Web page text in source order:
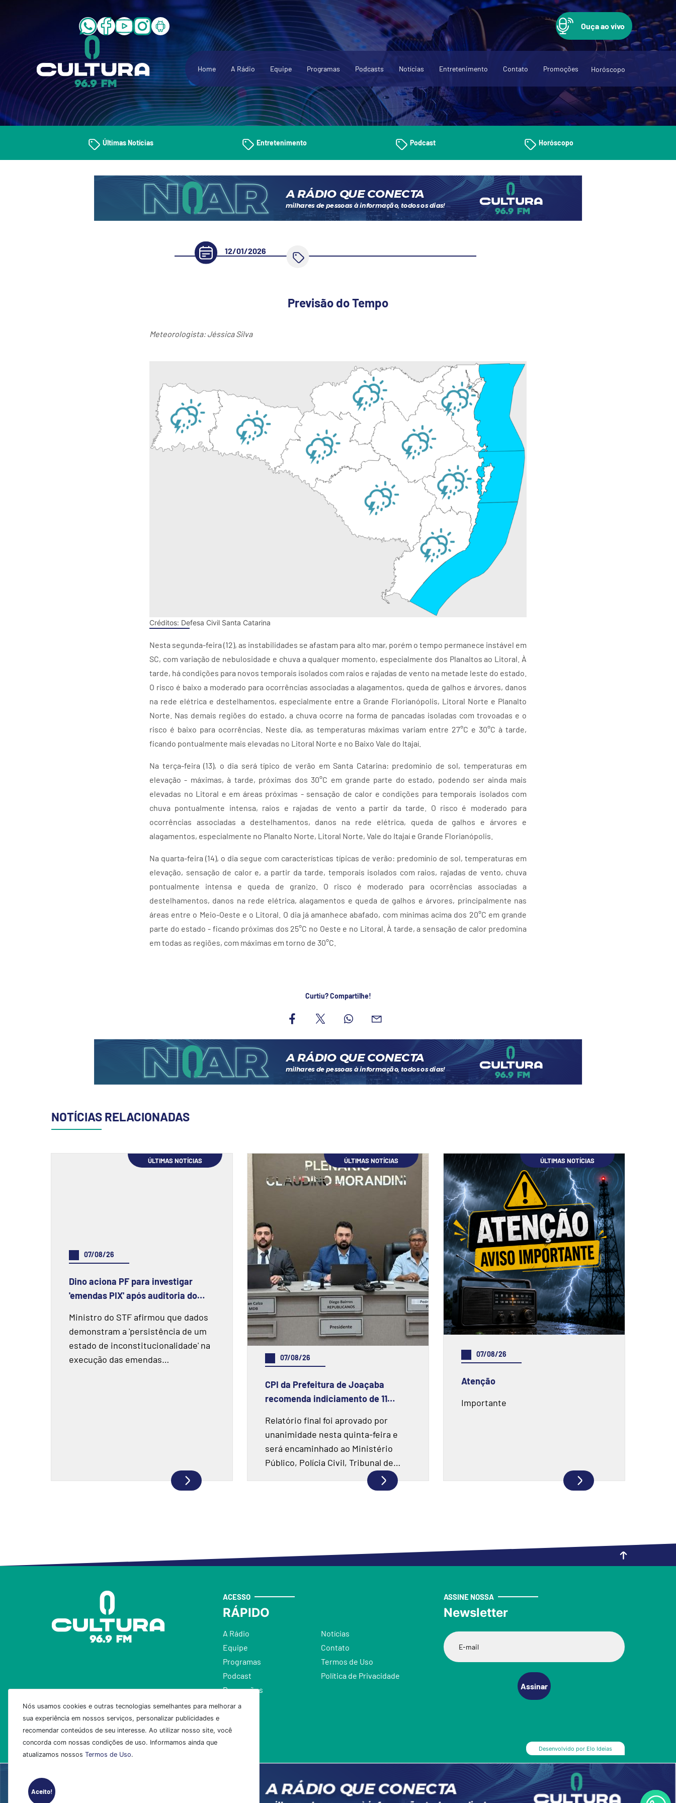
Nós usamos cookies e outras tecnologias semelhantes para melhorar a
sua experiência em nossos serviços, personalizar publicidades e
recomendar conteúdos de seu interesse. Ao utilizar nosso site, você
concorda com nossas condições de uso. Informamos ainda que
atualizamos nossos Termos de Uso.
Aceito!
Ouça ao vivo
Home A Rádio Equipe Programas Podcasts Notícias Entretenimento Contato Promoções Horóscopo
Últimas Notícias Entretenimento Podcast Horóscopo
12/01/2026
Previsão do Tempo
Meteorologista: Jéssica Silva
Créditos: Defesa Civil Santa Catarina
Nesta segunda-feira (12), as instabilidades se afastam para alto mar, porém o tempo permanece instável em
SC, com variação de nebulosidade e chuva a qualquer momento, especialmente dos Planaltos ao Litoral. À
tarde, há condições para novos temporais isolados com raios e rajadas de vento na metade leste do estado.
O risco é baixo a moderado para ocorrências associadas a alagamentos, queda de galhos e árvores, danos
na rede elétrica e destelhamentos, especialmente entre a Grande Florianópolis, Litoral Norte e Planalto
Norte. Nas demais regiões do estado, a chuva ocorre na forma de pancadas isoladas com trovoadas e o
risco é baixo para ocorrências. Neste dia, as temperaturas máximas variam entre 27°C e 30°C à tarde,
ficando pontualmente mais elevadas no Litoral Norte e no Baixo Vale do Itajaí.
Na terça-feira (13), o dia será típico de verão em Santa Catarina: predomínio de sol, temperaturas em
elevação - máximas, à tarde, próximas dos 30°C em grande parte do estado, podendo ser ainda mais
elevadas no Litoral e em áreas próximas - sensação de calor e condições para temporais isolados com
chuva pontualmente intensa, raios e rajadas de vento a partir da tarde. O risco é moderado para
ocorrências associadas a destelhamentos, danos na rede elétrica, queda de galhos e árvores e
alagamentos, especialmente no Planalto Norte, Litoral Norte, Vale do Itajaí e Grande Florianópolis.
Na quarta-feira (14), o dia segue com características típicas de verão: predomínio de sol, temperaturas em
elevação, sensação de calor e, a partir da tarde, temporais isolados com raios, rajadas de vento, chuva
pontualmente intensa e queda de granizo. O risco é moderado para ocorrências associadas a
destelhamentos, danos na rede elétrica, alagamentos e queda de galhos e árvores, principalmente nas
áreas entre o Meio-Oeste e o Litoral. O dia já amanhece abafado, com mínimas acima dos 20°C em grande
parte do estado - ficando próximas dos 25°C no Oeste e no Litoral. À tarde, a sensação de calor predomina
em todas as regiões, com máximas em torno de 30°C.
Curtiu? Compartilhe!
NOTÍCIAS RELACIONADAS
ÚLTIMAS NOTÍCIAS
07/08/26
Dino aciona PF para investigar
'emendas PIX' após auditoria do
milhões e fraudes
Ministro do STF afirmou que dados
demonstram a 'persistência de um
estado de inconstitucionalidade' na
execução das emendas
ÚLTIMAS NOTÍCIAS
07/08/26
CPI da Prefeitura de Joaçaba
recomenda indiciamento de 11
financeiras
Relatório final foi aprovado por
unanimidade nesta quinta-feira e
será encaminhado ao Ministério
Público, Polícia Civil, Tribunal de
Contas e Prefeitura de Joaçaba.
ÚLTIMAS NOTÍCIAS
07/08/26
Atenção
Importante
ACESSO
RÁPIDO
A Rádio
Equipe
Programas
Podcast
Promoções
Notícias
Contato
Termos de Uso
Política de Privacidade
ASSINE NOSSA
Newsletter
Assinar
Desenvolvido por Elo Ideias